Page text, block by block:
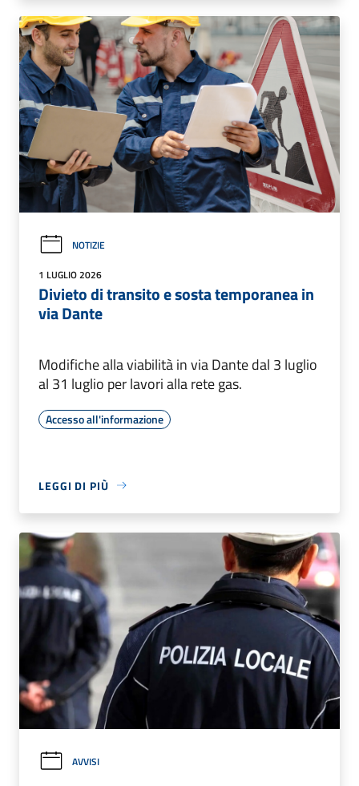
NOTIZIE
1 LUGLIO 2026
Divieto di transito e sosta temporanea in
via Dante
Modifiche alla viabilità in via Dante dal 3 luglio
al 31 luglio per lavori alla rete gas.
Accesso all'informazione
LEGGI DI PIÙ
AVVISI